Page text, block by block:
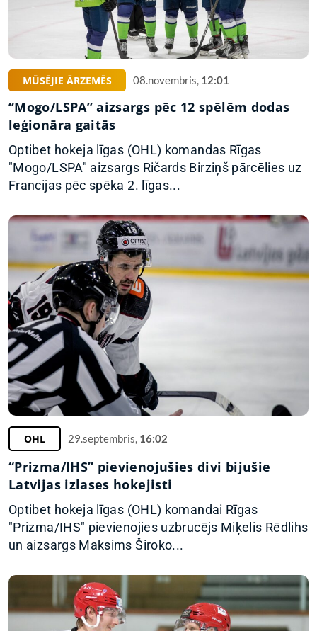
MŪSĒJIE ĀRZEMĒS 08.novembris, 12:01
“Mogo/LSPA” aizsargs pēc 12 spēlēm dodas
leģionāra gaitās
Optibet hokeja līgas (OHL) komandas Rīgas
"Mogo/LSPA" aizsargs Ričards Birziņš pārcēlies uz
Francijas pēc spēka 2. līgas...
OHL 29.septembris, 16:02
“Prizma/IHS” pievienojušies divi bijušie
Latvijas izlases hokejisti
Optibet hokeja līgas (OHL) komandai Rīgas
"Prizma/IHS" pievienojies uzbrucējs Miķelis Rēdlihs
un aizsargs Maksims Široko...